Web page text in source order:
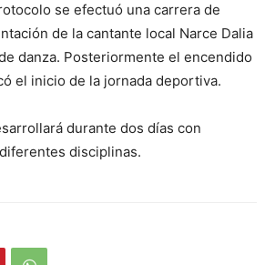
se efectuó una carrera de
de la cantante local Narce Dalia
danza. Posteriormente el encendido
el inicio de la jornada deportiva.
durante dos días con
disciplinas.